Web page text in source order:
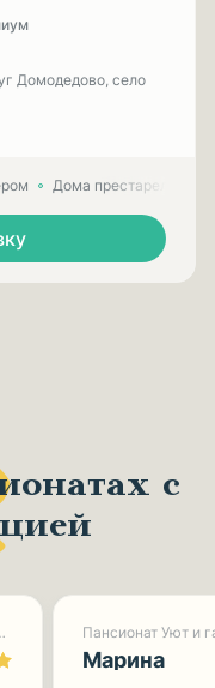
Домодедово, село
Дома престарелых
с
1
Марина